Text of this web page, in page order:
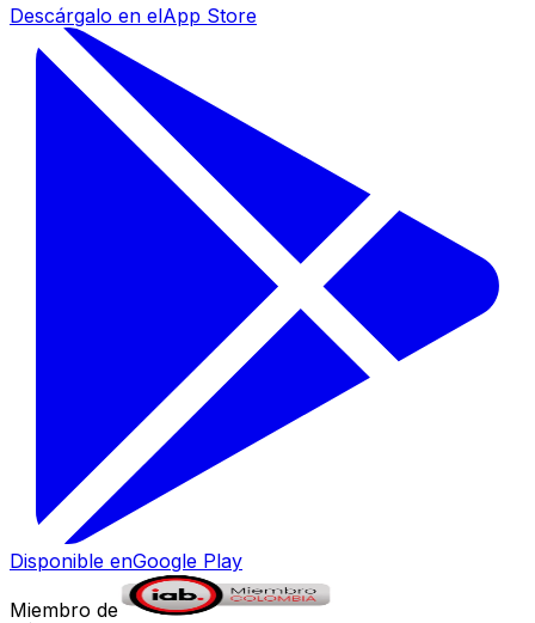
Descárgalo en elApp Store
Disponible enGoogle Play
Miembro de